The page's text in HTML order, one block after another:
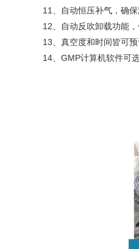
11、自动恒压补气，确
12、自动反吹卸载功能
13、真空度和时间皆可
14、GMP计算机软件可